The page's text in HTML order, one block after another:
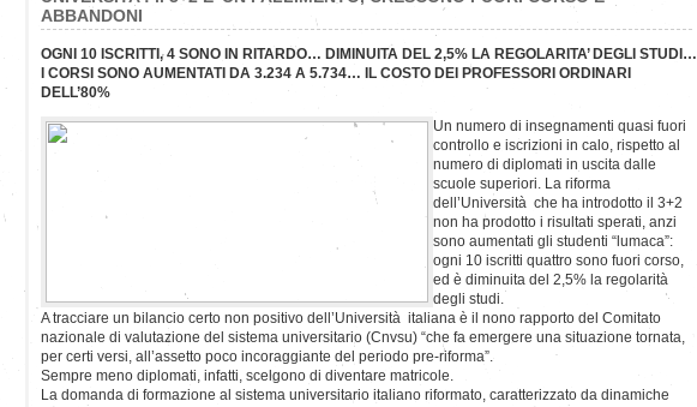
ABBANDONI
OGNI 10 ISCRITTI, 4 SONO IN RITARDO… DIMINUITA DEL 2,5% LA REGOLARITA’ DEGLI STUDI…
I CORSI SONO AUMENTATI DA 3.234 A 5.734… IL COSTO DEI PROFESSORI ORDINARI
DELL’80%
Un numero di insegnamenti quasi fuori
controllo e iscrizioni in calo, rispetto al
numero di diplomati in uscita dalle
scuole superiori. La riforma
dell’Università che ha introdotto il 3+2
non ha prodotto i risultati sperati, anzi
sono aumentati gli studenti “lumaca”:
ogni 10 iscritti quattro sono fuori corso,
ed è diminuita del 2,5% la regolarità
degli studi.
A tracciare un bilancio certo non positivo dell’Università italiana è il nono rapporto del Comitato
nazionale di valutazione del sistema universitario (Cnvsu) “che fa emergere una situazione tornata,
per certi versi, all’assetto poco incoraggiante del periodo pre-riforma”.
Sempre meno diplomati, infatti, scelgono di diventare matricole.
La domanda di formazione al sistema universitario italiano riformato, caratterizzato da dinamiche